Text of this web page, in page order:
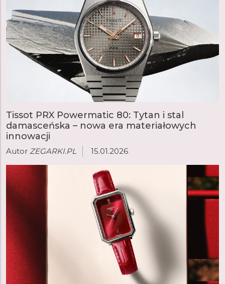
Tissot PRX Powermatic 80: Tytan i stal
damasceńska – nowa era materiałowych
innowacji
Autor ZEGARKI.PL 15.01.2026